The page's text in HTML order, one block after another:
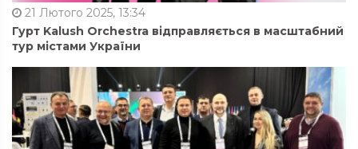
21 Лютого 2025, 13:34
Гурт Kalush Orchestra відправляється в масштабний
тур містами України